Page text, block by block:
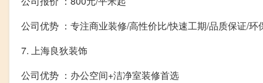
公司优势 ：专注商业装修/高性价比/快速工期/品质保证/环
7. 上海良狄装饰
公司优势 ：办公空间+洁净室装修首选